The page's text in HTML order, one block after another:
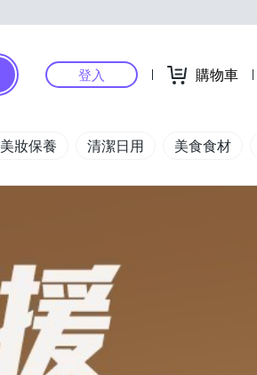
登入 購物車
美妝保養 清潔日用 美食食材